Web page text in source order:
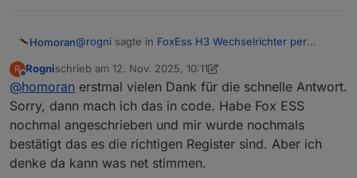
Damit kann ich für mich leider nix anfangen ;) Evtl. könnt
Ihr Licht ins Dinkel bringen??
Homoran@rogni sagte in FoxEss H3 Wechselrichter per
Damit kann ich für mich leider nix anfangen
ich auch nichts.
Logs und code bitte immer als Text in code-tags
kleine schwarze Microfilme kann ich mobil nicht
R
Offline
Rognischrieb am 12. Nov. 2025, 10:11
zuletzt editiert von Rogni11. Dez. 2025, 11:20
@homoran erstmal vielen Dank für die schnelle Antwort.
Sorry, dann mach ich das in code. Habe Fox ESS
nochmal angeschrieben und mir wurde nochmals
bestätigt das es die richtigen Register sind. Aber ich
denke da kann was net stimmen.